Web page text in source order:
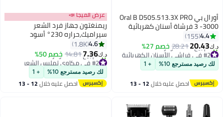
أورال بي Oral B D505.513.3X PRO
3 -3000 فرشاة أسنان كهربائية
أورال بي أسود + حافظة سفر
4.4
155
د.ك‏20.43
28.21خصم 27% #2 في فراشي الأسنان الكهربائية
أقل سعر في 7 يوم
تم بيع +220 مؤخرًا
لك رصيد مسترجع 10% + 1
احصل عليه خلال 12 - 13
عرض الميجا 📣
ريمنغتون جهاز فرد الشعر
سيراميك,حراره 230° أسود
4.6
1.8K
د.ك‏7.36
14.81خصم 50% #2 في مكاوي تمليس الشعر
أقل سعر في 7 يوم
تم بيع +230 مؤخرًا
#2 في مكاوي تمليس الشعر
لك رصيد مسترجع 10% + 1
احصل عليه خلال 12 - 13